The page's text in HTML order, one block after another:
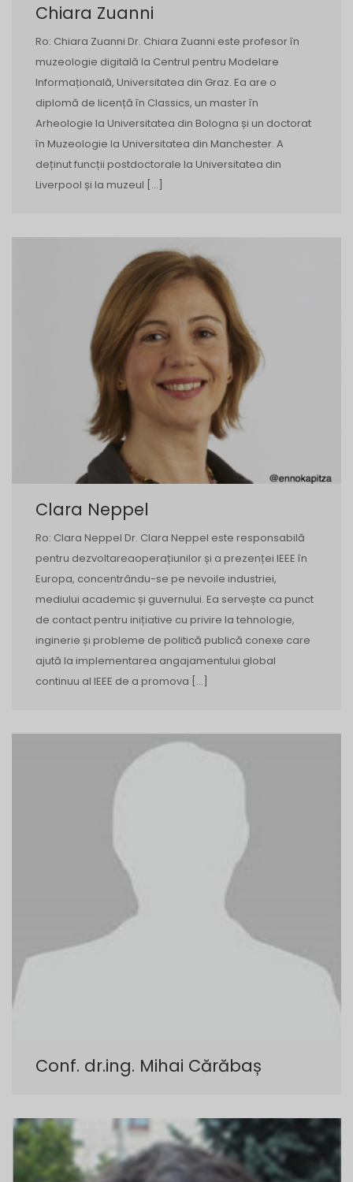
Chiara Zuanni
Ro: Chiara Zuanni Dr. Chiara Zuanni este profesor în
muzeologie digitală la Centrul pentru Modelare
Informațională, Universitatea din Graz. Ea are o
diplomă de licență în Classics, un master în
Arheologie la Universitatea din Bologna și un doctorat
în Muzeologie la Universitatea din Manchester. A
deținut funcții postdoctorale la Universitatea din
Liverpool și la muzeul […]
Clara Neppel
Ro: Clara Neppel Dr. Clara Neppel este responsabilă
pentru dezvoltareaoperațiunilor și a prezenței IEEE în
Europa, concentrându-se pe nevoile industriei,
mediului academic și guvernului. Ea servește ca punct
de contact pentru inițiative cu privire la tehnologie,
inginerie și probleme de politică publică conexe care
ajută la implementarea angajamentului global
continuu al IEEE de a promova […]
Conf. dr.ing. Mihai Cărăbaș